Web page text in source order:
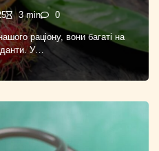
3 min 0
раціону, вони багаті на
У…